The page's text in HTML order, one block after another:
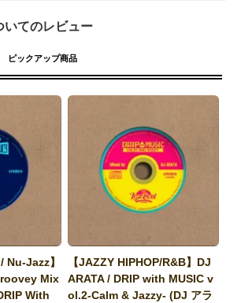
いてのレビュー
ピックアップ商品
Nu-Jazz】
Mix
With
【JAZZY HIPHOP/R&B】DJ
ARATA / DRIP with MUSIC v
ol.2-Calm & Jazzy- (DJ アラ